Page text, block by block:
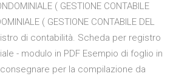
( GESTIONE CONTABILE
( GESTIONE CONTABILE DEL
di contabilità. Scheda per registro
- modulo in PDF Esempio di foglio in
per la compilazione da